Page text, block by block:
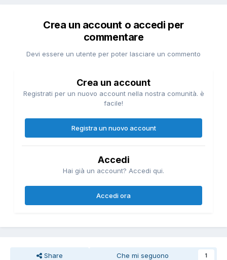
Crea un account o accedi per
commentare
Devi essere un utente per poter lasciare un commento
Crea un account
Registrati per un nuovo account nella nostra comunità. è
facile!
Registra un nuovo account
Accedi
Hai già un account? Accedi qui.
Accedi ora
Share Che mi seguono 1